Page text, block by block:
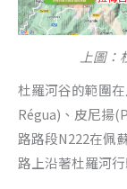
上圖：
杜羅河谷的範圍
Régua)、皮尼揚
路路段N222在佩
路上沿著杜羅河